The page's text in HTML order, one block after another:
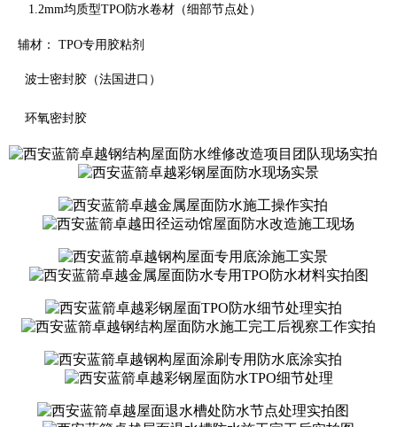
1.2mm均质型TPO防水卷材（细部节点处）
辅材： TPO专用胶粘剂
波士密封胶（法国进口）
环氧密封胶